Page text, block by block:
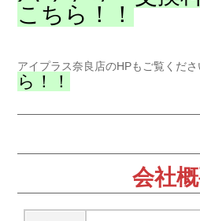
こちら！！
アイプラス奈良店のHPもご覧くだ
ら！！
会社